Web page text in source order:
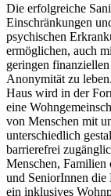
Die erfolgreiche
Einschränkungen
psychischen
ermöglichen, auch
geringen
Anonymität zu
Haus wird in der
eine
von Menschen mit
unterschiedlich
barrierefrei
Menschen, Familien
und SeniorInnen die
ein inklusives